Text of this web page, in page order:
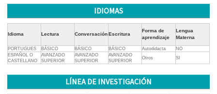
IDIOMAS
Idioma Lectura ConversaciónEscritura
Forma de
aprendizaje
Lengua
Materna
PORTUGUES BÁSICO BÁSICO BÁSICO Autodidacta
NO
ESPAÑOL O
CASTELLANO
AVANZADO
SUPERIOR
AVANZADO
SUPERIOR
AVANZADO
SUPERIOR
Otros SI
LÍNEA DE INVESTIGACIÓN